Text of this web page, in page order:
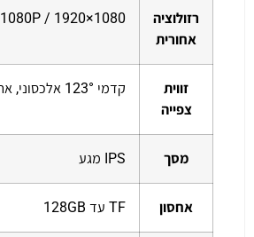
רזולוציה
אחורית
1080P / 1920×1080
זווית
צפייה
קדמי 123° אלכסוני, אחורי 124° אלכסוני
מסך IPS מגע
אחסון TF עד 128GB